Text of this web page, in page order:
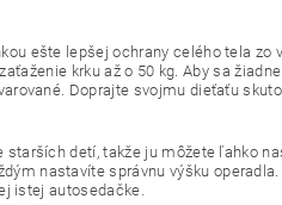
ešte lepšej ochrany celého tela
krku až o 50 kg. Aby sa
Doprajte svojmu dieťaťu
detí, takže ju môžete ľahko
nastavíte správnu výšku
istej autosedačke.